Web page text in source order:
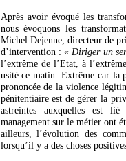
Après avoir évoqué les
nous évoquons les
Michel Dejenne, directeur de
d’intervention : « Diriger un
l’extrême de l’Etat, à
usité ce matin. Extrême car la
prononcée de la violence
pénitentiaire est de gérer la
astreintes auxquelles est
management sur le métier ont
ailleurs, l’évolution des
lorsqu’il y a des choses